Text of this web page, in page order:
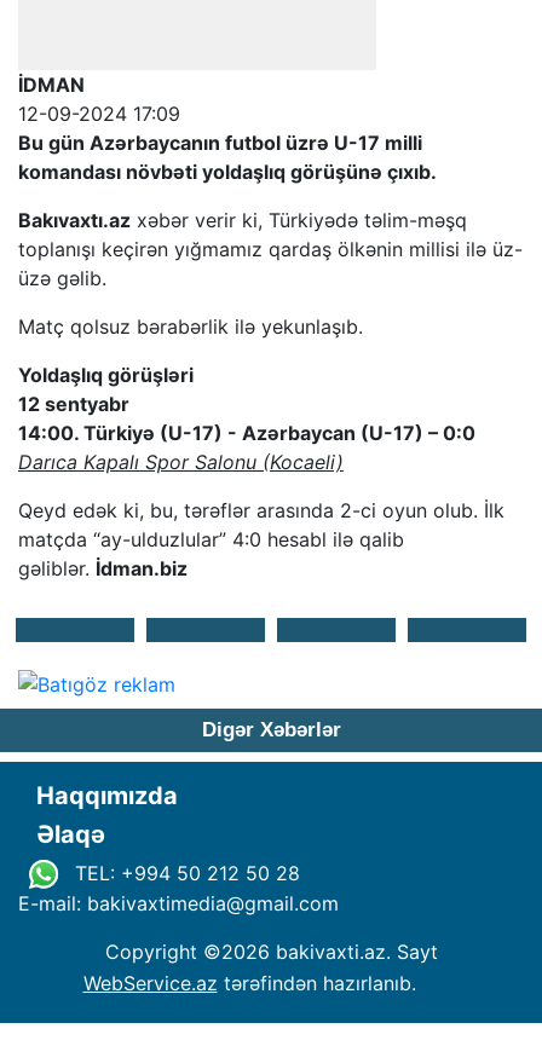
İDMAN
12-09-2024 17:09
Bu gün Azərbaycanın futbol üzrə U-17 milli
komandası növbəti yoldaşlıq görüşünə çıxıb.
Bakıvaxtı.az xəbər verir ki, Türkiyədə təlim-məşq
toplanışı keçirən yığmamız qardaş ölkənin millisi ilə üz-
üzə gəlib.
Matç qolsuz bərabərlik ilə yekunlaşıb.
Yoldaşlıq görüşləri
12 sentyabr
14:00. Türkiyə (U-17) - Azərbaycan (U-17) – 0:0
Darıca Kapalı Spor Salonu (Kocaeli)
Qeyd edək ki, bu, tərəflər arasında 2-ci oyun olub. İlk
matçda “ay-ulduzlular” 4:0 hesabl ilə qalib
gəliblər. İdman.biz
Digər Xəbərlər
Haqqımızda
Əlaqə
TEL: +994 50 212 50 28
E-mail: bakivaxtimedia@gmail.com
Copyright ©2026 bakivaxti.az. Sayt
WebService.az tərəfindən hazırlanıb.